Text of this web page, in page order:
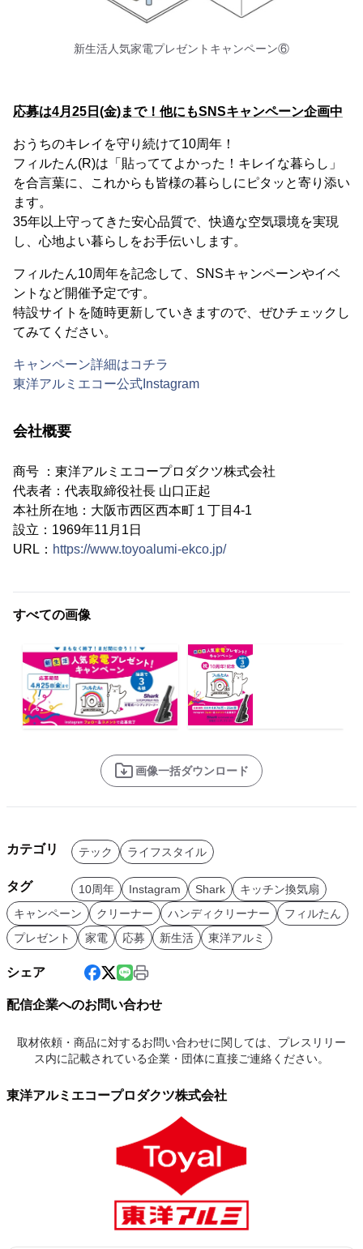
新生活人気家電プレゼントキャンペーン⑥
応募は4月25日(金)まで！他にもSNSキャンペーン企画中
おうちのキレイを守り続けて10周年！
フィルたん(R)は「貼っててよかった！キレイな暮らし」
を合言葉に、これからも皆様の暮らしにピタッと寄り添い
ます。
35年以上守ってきた安心品質で、快適な空気環境を実現
し、心地よい暮らしをお手伝いします。
フィルたん10周年を記念して、SNSキャンペーンやイベ
ントなど開催予定です。
特設サイトを随時更新していきますので、ぜひチェックし
てみてください。
キャンペーン詳細はコチラ
東洋アルミエコー公式Instagram
会社概要
商号 ：東洋アルミエコープロダクツ株式会社
代表者：代表取締役社長 ⼭⼝正起
本社所在地：大阪市西区西本町１丁⽬4-1
設立：1969年11⽉1⽇
URL： https://www.toyoalumi-ekco.jp/
すべての画像
画像一括ダウンロード
カテゴリ テック ライフスタイル
タグ 10周年 Instagram Shark
キッチン換気扇
キャンペーン
クリーナー ハンディクリーナー
フィルたん
プレゼント
家電 応募 新生活 東洋アルミ
シェア
配信企業へのお問い合わせ
取材依頼・商品に対するお問い合わせに関しては、プレスリリー
ス内に記載されている企業・団体に直接ご連絡ください。
東洋アルミエコープロダクツ株式会社